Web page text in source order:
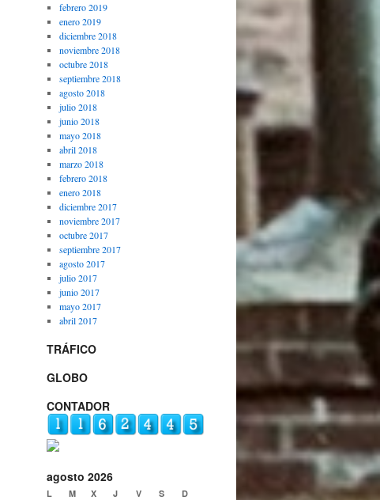
febrero 2019
enero 2019
diciembre 2018
noviembre 2018
octubre 2018
septiembre 2018
agosto 2018
julio 2018
junio 2018
mayo 2018
abril 2018
marzo 2018
febrero 2018
enero 2018
diciembre 2017
noviembre 2017
octubre 2017
septiembre 2017
agosto 2017
julio 2017
junio 2017
mayo 2017
abril 2017
TRÁFICO
GLOBO
CONTADOR
agosto 2026
L M X J V S D